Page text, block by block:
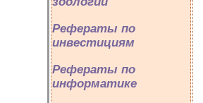
Рефераты по
инвестициям
Рефераты по
информатике